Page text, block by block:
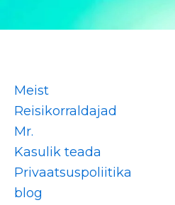
Meist
Reisikorraldajad
Mr.
Kasulik teada
Privaatsuspoliitika
blog